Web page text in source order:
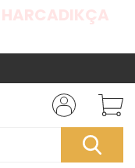
HARCADIKÇA